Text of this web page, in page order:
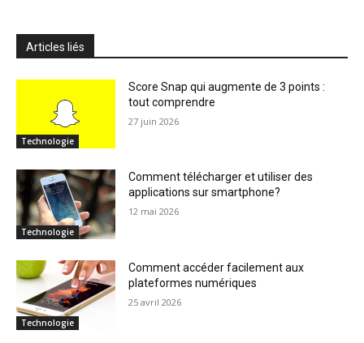
Articles liés
Technologie
Score Snap qui augmente de 3 points :
tout comprendre
27 juin 2026
Technologie
Comment télécharger et utiliser des
applications sur smartphone?
12 mai 2026
Technologie
Comment accéder facilement aux
plateformes numériques
25 avril 2026